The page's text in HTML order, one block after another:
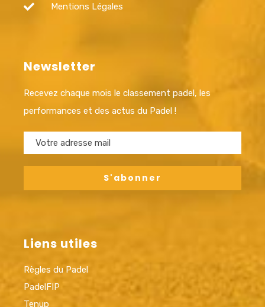
Mentions Légales
Newsletter
Recevez chaque mois le classement padel, les
performances et des actus du Padel !
Liens utiles
Règles du Padel
PadelFIP
Tenup